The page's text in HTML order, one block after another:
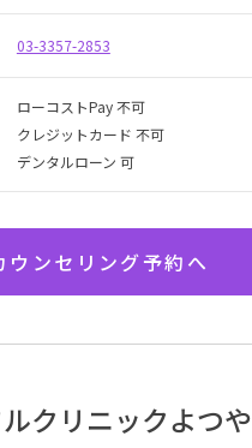
03-3357-2853
ローコストPay 不可
クレジットカード 不可
デンタルローン 可
ウンセリング予約へ
クリニックよつや